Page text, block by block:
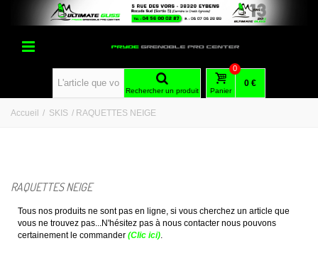
Rechercher un produit Panier
0
0 €
Accueil / SKIS / RAQUETTES NEIGE
RAQUETTES NEIGE
Tous nos produits ne sont pas en ligne, si vous cherchez un article que
vous ne trouvez pas...N'hésitez pas à nous contacter nous pouvons
certainement le commander (Clic ici)